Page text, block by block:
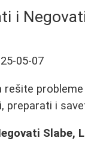
i
05-07
rešite
preparati i
Slabe,